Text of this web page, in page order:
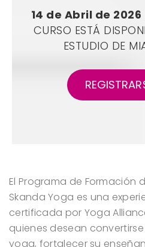
14 de Abril de 2026
CURSO ESTÁ
ESTUDIO DE
El Programa de Formación
Skanda Yoga es una
certificada por Yoga
quienes desean
yoga, fortalecer su